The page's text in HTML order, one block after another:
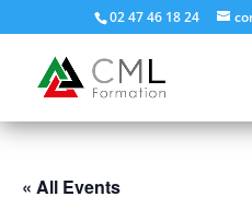
02 47 46 18 24
« All Events